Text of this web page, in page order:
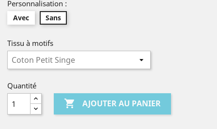
Personnalisation :
Avec Sans
Tissu à motifs
Quantité
 AJOUTER AU PANIER